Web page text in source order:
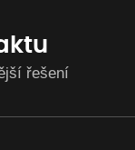
řešení